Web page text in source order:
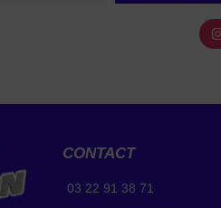
CONTACT
03 22 91 38 71